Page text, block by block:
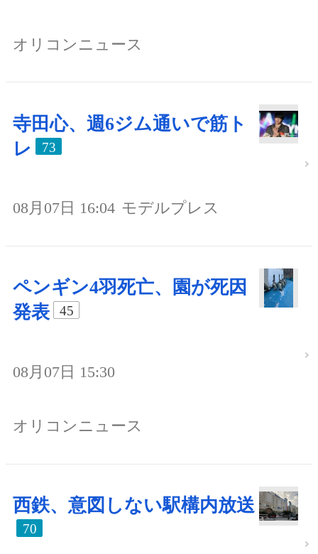
オリコンニュース
寺田心、週6ジム通いで筋ト
レ
73
08月07日 16:04 モデルプレス
ペンギン4羽死亡、園が死因
発表
45
08月07日 15:30
オリコンニュース
西鉄、意図しない駅構内放送
70